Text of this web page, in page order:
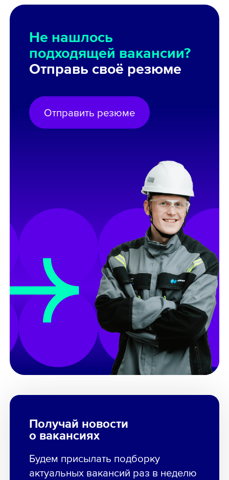
Не нашлось
подходящей вакансии?
Отправь своё резюме
Отправить резюме
Получай новости
о вакансиях
Будем присылать подборку
актуальных вакансий раз в неделю